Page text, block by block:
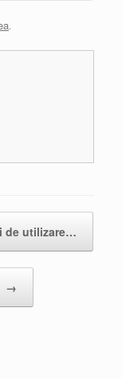
.
de utilizare…
→